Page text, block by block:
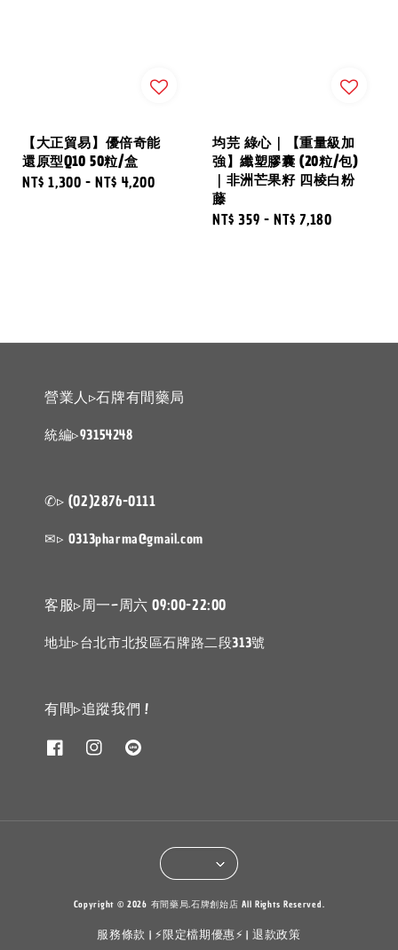
【大正貿易】優倍奇能
還原型Q10 50粒/盒
Regular
NT$ 1,300 -NT$ 4,200
均芫 綠心｜【重量級加
強】纖塑膠囊 (20粒/包)
｜非洲芒果籽 四棱白粉
藤
Regular
NT$ 359 -NT$ 7,180
營業人▹石牌有間藥局
統編▹93154248
✆▹ (02)2876-0111
✉▹ 0313pharma@gmail.com
客服▹周一~周六 09:00-22:00
地址▹台北市北投區石牌路二段313號
有間▹追蹤我們 !
Copyright © 2026 有間藥局.石牌創始店 All Rights Reserved.
服務條款 ⚡限定檔期優惠⚡ 退款政策